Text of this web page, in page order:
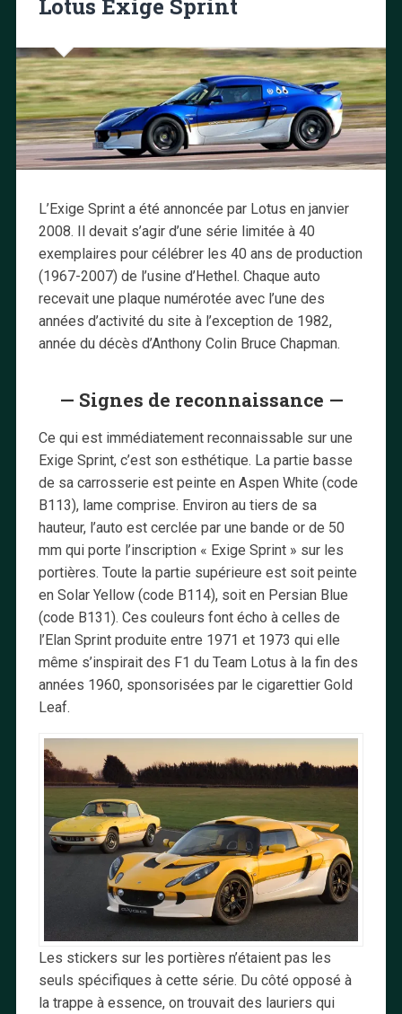
Lotus Exige Sprint
L’Exige Sprint a été annoncée par Lotus en janvier
2008. Il devait s’agir d’une série limitée à 40
exemplaires pour célébrer les 40 ans de production
(1967-2007) de l’usine d’Hethel. Chaque auto
recevait une plaque numérotée avec l’une des
années d’activité du site à l’exception de 1982,
année du décès d’Anthony Colin Bruce Chapman.
— Signes de reconnaissance —
Ce qui est immédiatement reconnaissable sur une
Exige Sprint, c’est son esthétique. La partie basse
de sa carrosserie est peinte en Aspen White (code
B113), lame comprise. Environ au tiers de sa
hauteur, l’auto est cerclée par une bande or de 50
mm qui porte l’inscription « Exige Sprint » sur les
portières. Toute la partie supérieure est soit peinte
en Solar Yellow (code B114), soit en Persian Blue
(code B131). Ces couleurs font écho à celles de
l’Elan Sprint produite entre 1971 et 1973 qui elle
même s’inspirait des F1 du Team Lotus à la fin des
années 1960, sponsorisées par le cigarettier Gold
Leaf.
Les stickers sur les portières n’étaient pas les
seuls spécifiques à cette série. Du côté opposé à
la trappe à essence, on trouvait des lauriers qui